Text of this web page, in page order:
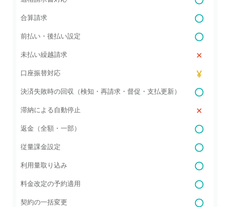
合算請求
前払い・後払い設定
未払い繰越請求
口座振替対応
決済失敗時の回収（検知・再請求・督促・支払更新）
滞納による自動停止
返金（全額・一部）
従量課金設定
利用量取り込み
料金改定の予約適用
契約の一括変更